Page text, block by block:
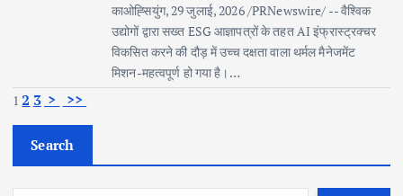
काओह्सियुंग, 29 जुलाई, 2026 /PRNewswire/ -- वैश्विक
उद्योगों द्वारा सख्त ESG आज्ञापत्रों के तहत AI इंफ्रास्ट्रक्चर
विकसित करने की दौड़ में उच्च दक्षता वाला थर्मल मैनेजमेंट
मिशन-महत्वपूर्ण हो गया है।…
12 3 > >>
Search